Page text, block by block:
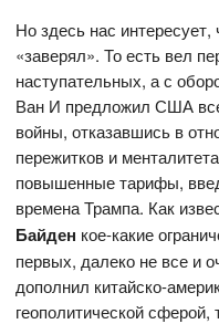
Но здесь нас
«заверял». То есть вел
наступательных, а с
Ван И предложил США
войны, отказавшись в
пережитков и
повышенные тарифы,
времена Трампа. Как
Байден кое-какие
первых, далеко не все и
дополнил китайско-
геополитической сферой,